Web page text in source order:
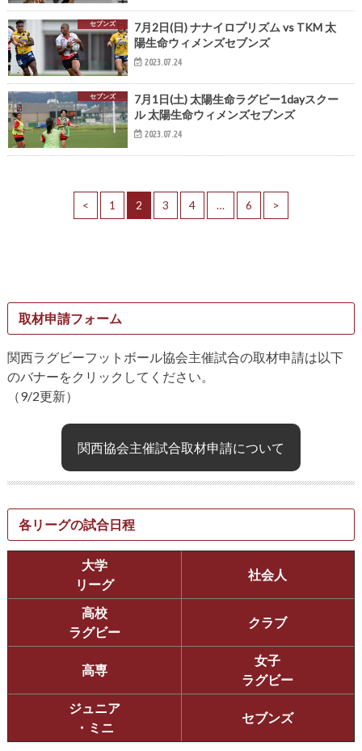
セブンズ
7月2日(日) ナナイロプリズム vs TKM 太
陽生命ウィメンズセブンズ
2023.07.24
セブンズ
7月1日(土) 太陽生命ラグビー1dayスクー
ル 太陽生命ウィメンズセブンズ
2023.07.24
< 1 2 3 4 … 6 >
取材申請フォーム
関西ラグビーフットボール協会主催試合の取材申請は以下
のバナーをクリックしてください。
（9/2更新）
関西協会主催試合取材申請について
各リーグの試合日程
大学
リーグ
社会人
高校
ラグビー
クラブ
高専
女子
ラグビー
ジュニア
・ミニ
セブンズ